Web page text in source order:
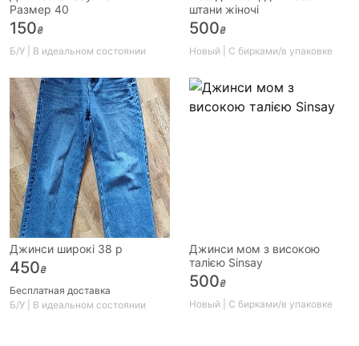
Размер 40
150₴
Б/У | В идеальном состоянии
штани жіночі
500₴
Новый | С бирками/в упаковке
Джинси широкі 38 р
450₴
Бесплатная доставка
Б/У | В идеальном состоянии
Джинси мом з високою
талією Sinsay
500₴
Новый | С бирками/в упаковке